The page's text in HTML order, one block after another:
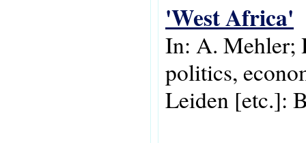
'West Africa'
In: A. Mehler;
politics,
Leiden [etc.]: